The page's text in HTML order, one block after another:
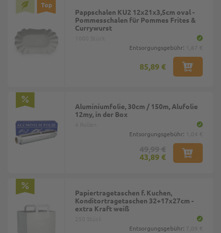
Top
Pappschalen KU2 12x21x3,5cm oval -
Pommesschalen für Pommes Frites &
Currywurst
Entsorgungsgebühr:
85,89 €
Aluminiumfolie, 30cm / 150m, Alufolie
12my, in der Box
Entsorgungsgebühr:
43,89 €
Papiertragetaschen f. Kuchen,
Konditortragetaschen 32+17x27cm -
extra Kraft weiß
Entsorgungsgebühr: